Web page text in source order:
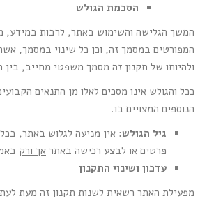
הסכמת הגולש
המשך הגלישה והשימוש באתר, לרבות במידע,
המפורטים במסמך זה, וכן כל שינוי במסמך,
ולהיותו של תקנון זה מסמך משפטי מחייב,
ככל והגולש אינו מסכים לאלו מן התנאים
הנוספים המצויים בו.
גיל הגולש
פרטים או לבצע רכישה באתר אך ורק
עדכון ושינוי התקנון
מפעילת האתר רשאית לשנות תקנון זה מעת לעת